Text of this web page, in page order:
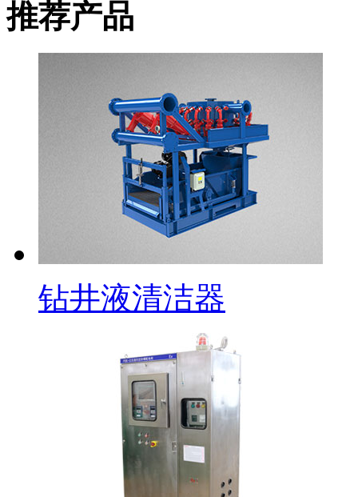
推荐产品
钻井液清洁器